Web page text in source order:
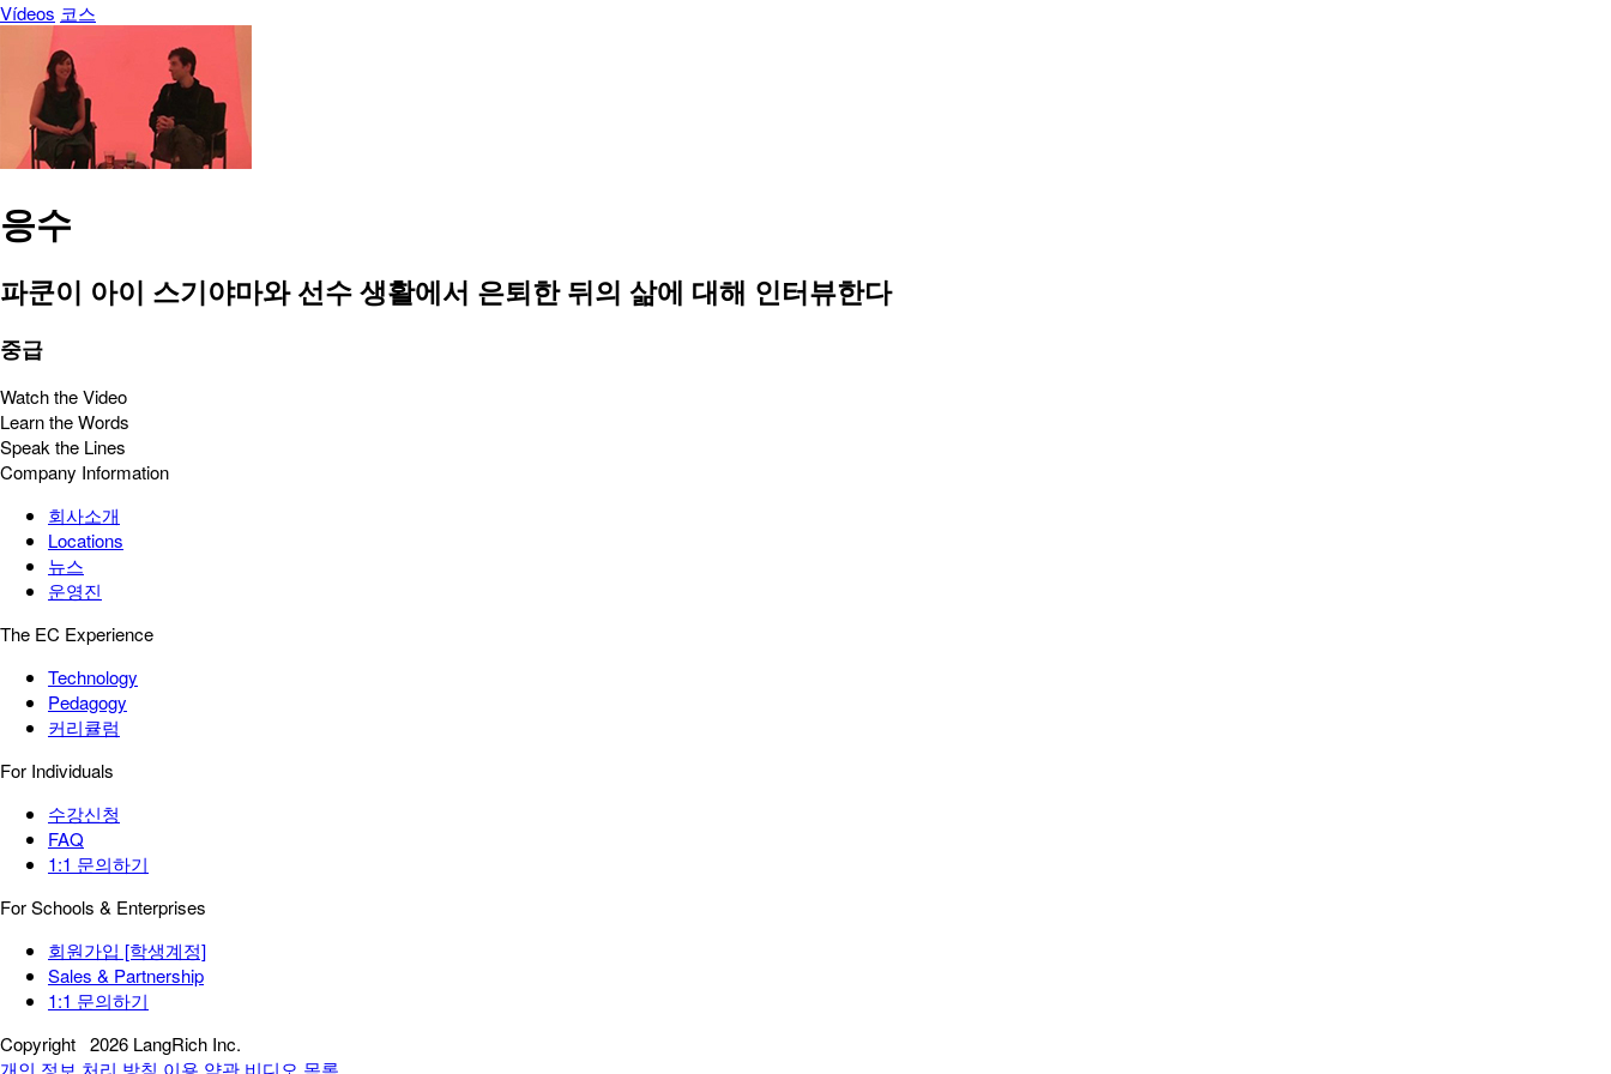
Vídeos 코스
응수
파쿤이 아이 스기야마와 선수 생활에서 은퇴한 뒤의 삶에 대해 인터뷰한다
중급
Watch the Video
Learn the Words
Speak the Lines
Company Information
회사소개
Locations
뉴스
운영진
The EC Experience
Technology
Pedagogy
커리큘럼
For Individuals
수강신청
FAQ
1:1 문의하기
For Schools & Enterprises
회원가입 [학생계정]
Sales & Partnership
1:1 문의하기
Copyright 2026 LangRich Inc.